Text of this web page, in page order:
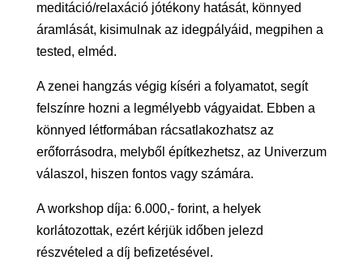
meditáció/relaxáció jótékony hatását, könnyed
áramlását, kisimulnak az idegpályáid, megpihen a
tested, elméd.
A zenei hangzás végig kíséri a folyamatot, segít
felszínre hozni a legmélyebb vágyaidat. Ebben a
könnyed létformában rácsatlakozhatsz az
erőforrásodra, melyből építkezhetsz, az Univerzum
válaszol, hiszen fontos vagy számára.
A workshop díja: 6.000,- forint, a helyek
korlátozottak, ezért kérjük időben jelezd
részvételed a díj befizetésével.